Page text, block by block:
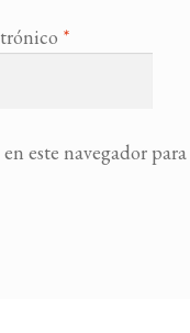
*
este navegador